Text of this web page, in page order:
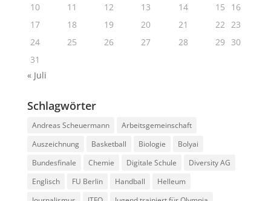
10
11 12 13 14 15
16
17
18 19 20 21 22
23
24
25 26 27 28 29
30
31
« Juli
Schlagwörter
Andreas Scheuermann
Arbeitsgemeinschaft
Auszeichnung
Basketball Biologie
Bolyai
Bundesfinale
Chemie Digitale Schule
Diversity AG
Englisch
FU Berlin Handball
Helleum